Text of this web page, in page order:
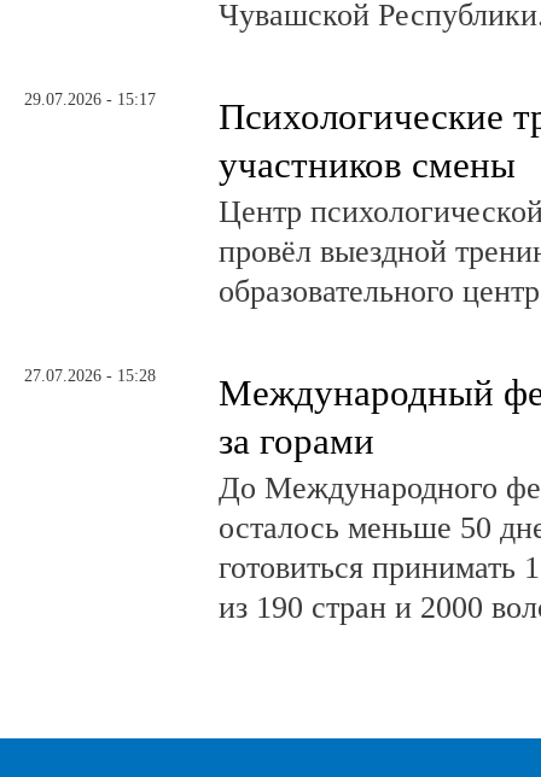
Чувашской
29.07.2026 - 15:17
Психологические
участников смены
Центр
провёл выездной
образовательного
27.07.2026 - 15:28
Международный
за горами
До Международного
осталось меньше 50
готовиться принимать
из 190 стран и 2000